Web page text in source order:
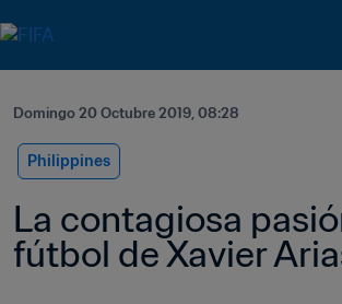
Domingo 20 Octubre 2019, 08:28
Philippines
La contagiosa
fútbol de Xavier